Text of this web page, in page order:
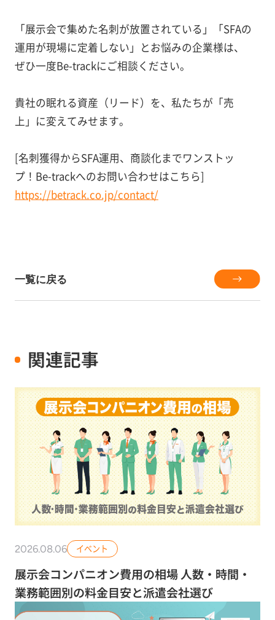
「展示会で集めた名刺が放置されている」「SFAの
運用が現場に定着しない」とお悩みの企業様は、
ぜひ一度Be-trackにご相談ください。
貴社の眠れる資産（リード）を、私たちが「売
上」に変えてみせます。
[名刺獲得からSFA運用、商談化までワンストッ
プ！Be-trackへのお問い合わせはこちら]
https://betrack.co.jp/contact/
一覧に戻る
関連記事
2026.08.06 イベント
展示会コンパニオン費用の相場 人数・時間・
業務範囲別の料金目安と派遣会社選び